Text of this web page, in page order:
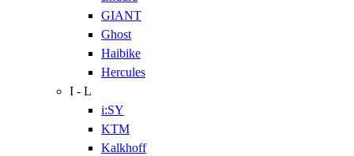
GIANT
Ghost
Haibike
Hercules
I - L
i:SY
KTM
Kalkhoff